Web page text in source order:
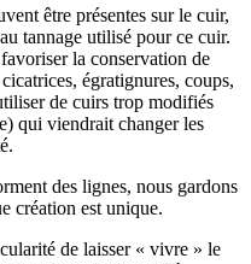
être présentes sur le cuir,
tannage utilisé pour ce cuir.
la conservation de
égratignures, coups,
de cuirs trop modifiés
qui viendrait changer les
des lignes, nous gardons
création est unique.
de laisser « vivre » le